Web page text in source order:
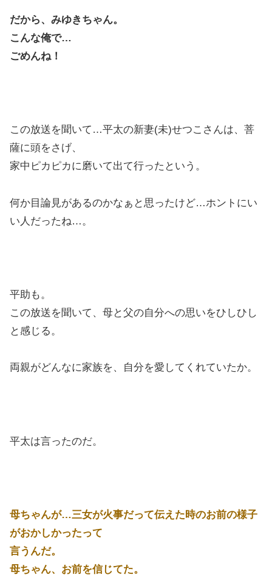
だから、みゆきちゃん。
こんな俺で…
ごめんね！
この放送を聞いて…平太の新妻(未)せつこさんは、菩
薩に頭をさげ、
家中ピカピカに磨いて出て行ったという。
何か目論見があるのかなぁと思ったけど…ホントにい
い人だったね…。
平助も。
この放送を聞いて、母と父の自分への思いをひしひし
と感じる。
両親がどんなに家族を、自分を愛してくれていたか。
平太は言ったのだ。
母ちゃんが…三女が火事だって伝えた時のお前の様子
がおかしかったって
言うんだ。
母ちゃん、お前を信じてた。